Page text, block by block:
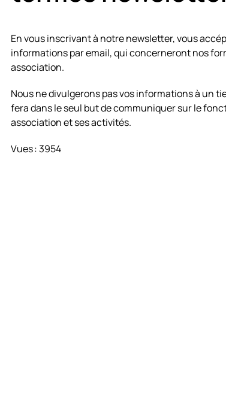
En vous inscrivant à notre newsletter, vous
informations par email, qui concerneront nos
association.
Nous ne divulgerons pas vos informations à un
fera dans le seul but de communiquer sur le
association et ses activités.
Vues : 3954